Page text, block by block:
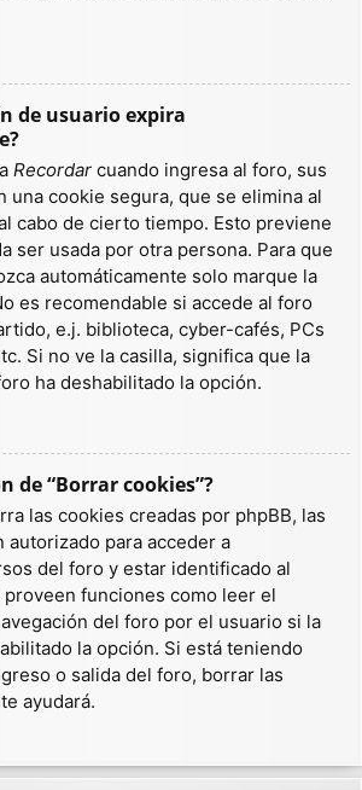
de usuario expira
Recordar cuando ingresa al foro, sus
una cookie segura, que se elimina al
cabo de cierto tiempo. Esto previene
ser usada por otra persona. Para que
automáticamente solo marque la
es recomendable si accede al foro
e.j. biblioteca, cyber-cafés, PCs
Si no ve la casilla, significa que la
ha deshabilitado la opción.
de “Borrar cookies”?
las cookies creadas por phpBB, las
autorizado para acceder a
del foro y estar identificado al
proveen funciones como leer el
del foro por el usuario si la
la opción. Si está teniendo
o salida del foro, borrar las
ayudará.